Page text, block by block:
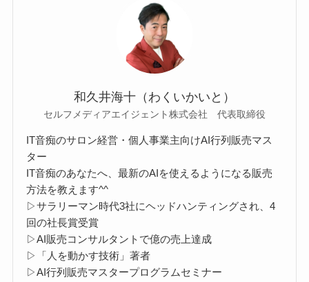
和久井海十（わくいかいと）
セルフメディアエイジェント株式会社 代表取締役
IT音痴のサロン経営・個人事業主向けAI行列販売マス
ター
IT音痴のあなたへ、最新のAIを使えるようになる販売
方法を教えます^^
▷サラリーマン時代3社にヘッドハンティングされ、4
回の社長賞受賞
▷AI販売コンサルタントで億の売上達成
▷「人を動かす技術」著者
▷AI行列販売マスタープログラムセミナー